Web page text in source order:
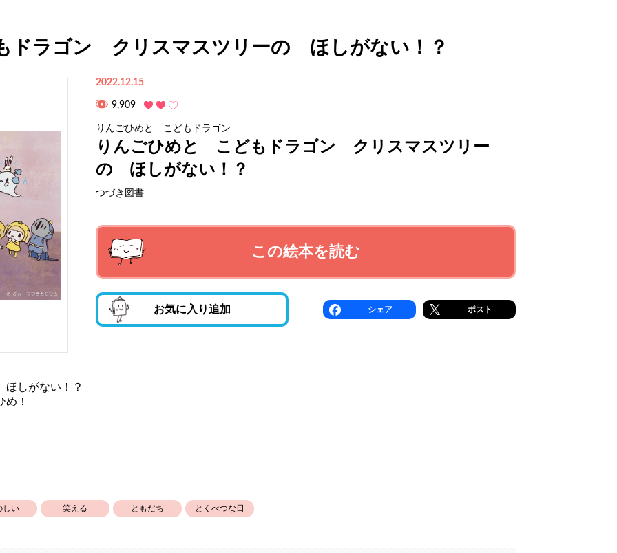
ドラゴン クリスマスツリーの ほしがない！？
2022.12.15
9,909
りんごひめと こどもドラゴン
りんごひめと こどもドラゴン クリスマスツリー
の ほしがない！？
つづき図書
この絵本を読む
お気に入り追加 シェア ポスト
しがない！？
！
しい 笑える ともだち とくべつな日